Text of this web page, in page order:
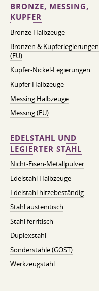
BRONZE, MESSING,
KUPFER
Bronze Halbzeuge
Bronzen & Kupferlegierungen
(EU)
Kupfer-Nickel-Legierungen
Kupfer Halbzeuge
Messing Halbzeuge
Messing (EU)
EDELSTAHL UND
LEGIERTER STAHL
Nicht-Eisen-Metallpulver
Edelstahl Halbzeuge
Edelstahl hitzebeständig
Stahl austenitisch
Stahl ferritisch
Duplexstahl
Sonderstähle (GOST)
Werkzeugstahl